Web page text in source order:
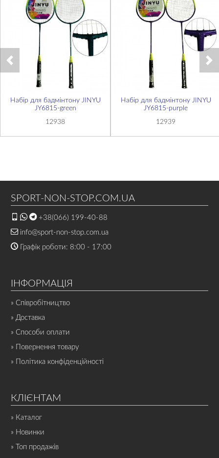
Набір для бадмінтону JINYU
JY6815-green
12938
Набір для бадмінтону JINYU
JY6815-purple
12939
SPORT-NON-STOP.COM.UA
+38(066) 199-40-88
info@sport-non-stop.com.ua
Графік роботи: 8:00 - 17:00
ІНФОРМАЦІЯ
» Співробітництво
» Доставка
» Способи оплати
» Повернення товару
» Політика конфіденційності
КЛІЄНТАМ
» Каталог
» Новинки
» Топ продажів